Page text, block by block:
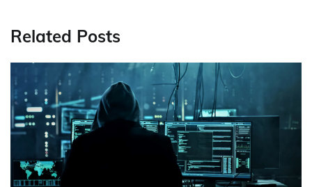
Related Posts